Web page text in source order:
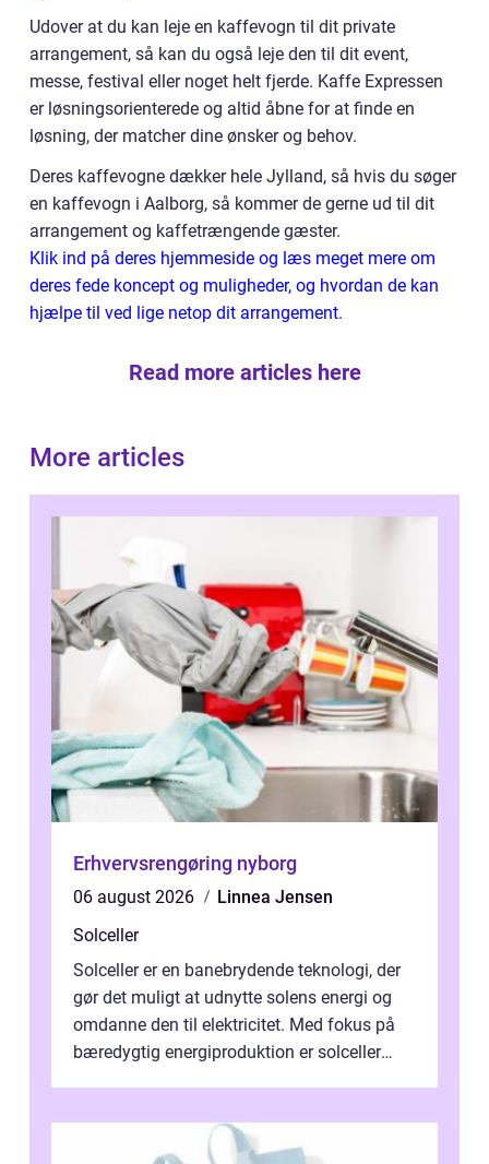
Udover at du kan leje en kaffevogn til dit private
arrangement, så kan du også leje den til dit event,
messe, festival eller noget helt fjerde. Kaffe Expressen
er løsningsorienterede og altid åbne for at finde en
løsning, der matcher dine ønsker og behov.
Deres kaffevogne dækker hele Jylland, så hvis du søger
en kaffevogn i Aalborg, så kommer de gerne ud til dit
arrangement og kaffetrængende gæster.
Klik ind på deres hjemmeside og læs meget mere om
deres fede koncept og muligheder, og hvordan de kan
hjælpe til ved lige netop dit arrangement.
Read more articles here
More articles
Erhvervsrengøring nyborg
06 august 2026
Linnea Jensen
Solceller
Solceller er en banebrydende teknologi, der
gør det muligt at udnytte solens energi og
omdanne den til elektricitet. Med fokus på
bæredygtig energiproduktion er solceller